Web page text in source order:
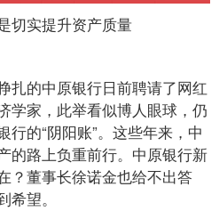
切实提升资产质量
扎的中原银行日前聘请了网红
学家，此举看似博人眼球，仍
行的“阴阳账”。这些年来，中
的路上负重前行。中原银行新
？董事长徐诺金也给不出答
望。